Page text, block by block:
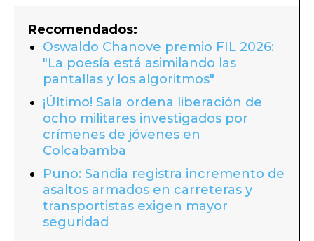
Recomendados:
Oswaldo Chanove premio FIL 2026:
"La poesía está asimilando las
pantallas y los algoritmos"
¡Último! Sala ordena liberación de
ocho militares investigados por
crímenes de jóvenes en
Colcabamba
Puno: Sandia registra incremento de
asaltos armados en carreteras y
transportistas exigen mayor
seguridad